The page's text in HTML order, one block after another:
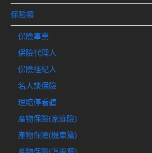
保險類
保險事業
保險代理人
保險經紀人
名人談保險
理賠停看聽
產物保險(家庭險)
產物保險(機車篇)